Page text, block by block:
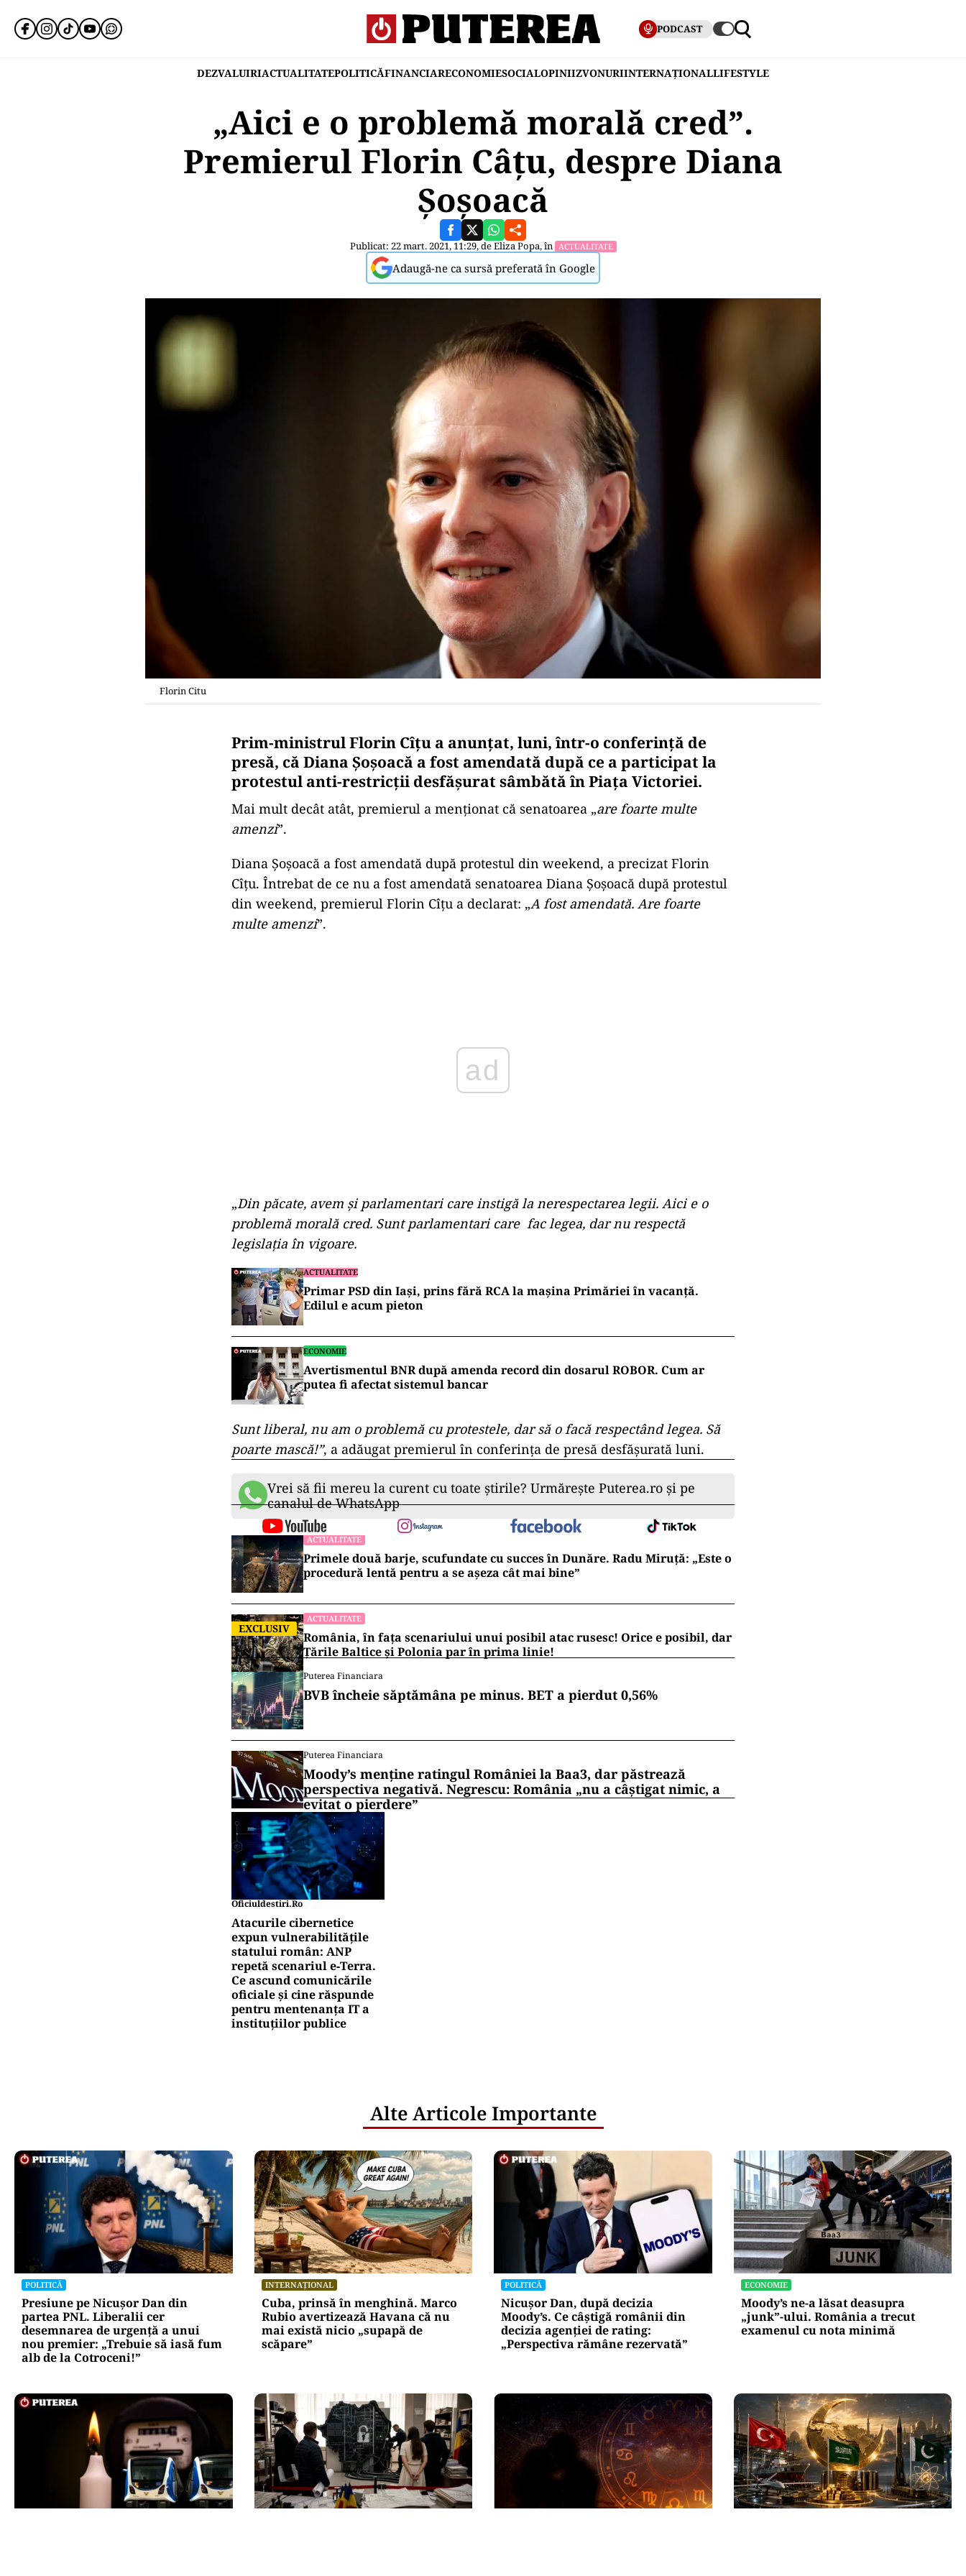
PODCAST
DEZVALUIRIACTUALITATEPOLITICĂFINANCIARECONOMIESOCIALOPINIIZVONURIINTERNAȚIONALLIFESTYLE
„Aici e o problemă morală cred”.
Premierul Florin Câțu, despre Diana
Șoșoacă
Publicat: 22 mart. 2021, 11:29, deEliza Popa, în ACTUALITATE
Adaugă-ne ca sursă preferată în Google
Florin Citu
Prim-ministrul Florin Cîțu a anunțat, luni, într-o conferință de
presă, că Diana Șoșoacă a fost amendată după ce a participat la
protestul anti-restricții desfășurat sâmbătă în Piața Victoriei.
Mai mult decât atât, premierul a menționat că senatoarea „are foarte multe
amenzi”.
Diana Șoșoacă a fost amendată după protestul din weekend, a precizat Florin
Cîțu. Întrebat de ce nu a fost amendată senatoarea Diana Șoșoacă după protestul
din weekend, premierul Florin Cîțu a declarat: „A fost amendată. Are foarte
multe amenzi”.
„Din păcate, avem și parlamentari care instigă la nerespectarea legii. Aici e o
problemă morală cred. Sunt parlamentari care fac legea, dar nu respectă
legislația în vigoare.
ACTUALITATE
Primar PSD din Iași, prins fără RCA la mașina Primăriei în vacanță.
Edilul e acum pieton
ECONOMIE
Avertismentul BNR după amenda record din dosarul ROBOR. Cum ar
putea fi afectat sistemul bancar
Sunt liberal, nu am o problemă cu protestele, dar să o facă respectând legea. Să
poarte mască!”, a adăugat premierul în conferința de presă desfășurată luni.
Vrei să fii mereu la curent cu toate știrile? Urmărește Puterea.ro și pe
canalul de WhatsApp
ACTUALITATE
Primele două barje, scufundate cu succes în Dunăre. Radu Miruță: „Este o
procedură lentă pentru a se așeza cât mai bine”
EXCLUSIV
ACTUALITATE
România, în fața scenariului unui posibil atac rusesc! Orice e posibil, dar
Țările Baltice și Polonia par în prima linie!
Puterea Financiara
BVB încheie săptămâna pe minus. BET a pierdut 0,56%
Puterea Financiara
Moody’s menține ratingul României la Baa3, dar păstrează
perspectiva negativă. Negrescu: România „nu a câștigat nimic, a
evitat o pierdere”
Oficiuldestiri.ro
Atacurile cibernetice
expun vulnerabilitățile
statului român: ANP
repetă scenariul e‑Terra.
Ce ascund comunicările
oficiale și cine răspunde
pentru mentenanța IT a
instituțiilor publice
Alte Articole Importante
POLITICĂ
Presiune pe Nicușor Dan din
partea PNL. Liberalii cer
desemnarea de urgență a unui
nou premier: „Trebuie să iasă fum
alb de la Cotroceni!”
INTERNAȚIONAL
Cuba, prinsă în menghină. Marco
Rubio avertizează Havana că nu
mai există nicio „supapă de
scăpare”
POLITICĂ
Nicușor Dan, după decizia
Moody’s. Ce câștigă românii din
decizia agenției de rating:
„Perspectiva rămâne rezervată”
ECONOMIE
Moody’s ne-a lăsat deasupra
„junk”-ului. România a trecut
examenul cu nota minimă